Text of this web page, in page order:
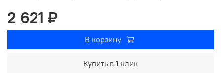
2 621 ₽
В корзину
Купить в 1 клик